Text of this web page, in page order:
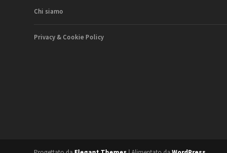
Chi siamo
Privacy & Cookie Policy